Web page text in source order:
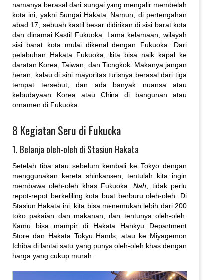
namanya berasal dari sungai yang mengalir membelah
kota ini, yakni Sungai Hakata. Namun, di pertengahan
abad 17, sebuah kastil besar didirikan di sisi barat kota
dan dinamai Kastil Fukuoka. Lama kelamaan, wilayah
sisi barat kota mulai dikenal dengan Fukuoka. Dari
pelabuhan Hakata Fukuoka, kita bisa naik kapal ke
daratan Korea, Taiwan, dan Tiongkok. Makanya jangan
heran, kalau di sini mayoritas turisnya berasal dari tiga
tempat tersebut, dan ada banyak nuansa atau
kebudayaan Korea atau China di bangunan atau
ornamen di Fukuoka.
8 Kegiatan Seru di Fukuoka
1. Belanja oleh-oleh di Stasiun Hakata
Setelah tiba atau sebelum kembali ke Tokyo dengan
menggunakan kereta shinkansen, tentulah kita ingin
membawa oleh-oleh khas Fukuoka.Nah , tidak perlu
repot-repot berkeliling kota buat berburu oleh-oleh. Di
Stasiun Hakata ini, kita bisa menemukan lebih dari 200
toko pakaian dan makanan, dan tentunya oleh-oleh.
Kamu bisa mampir di Hakata Hankyu Department
Store dan Hakata Tokyu Hands, atau ke Miyagemon
Ichiba di lantai satu yang punya oleh-oleh khas dengan
harga yang cukup murah.